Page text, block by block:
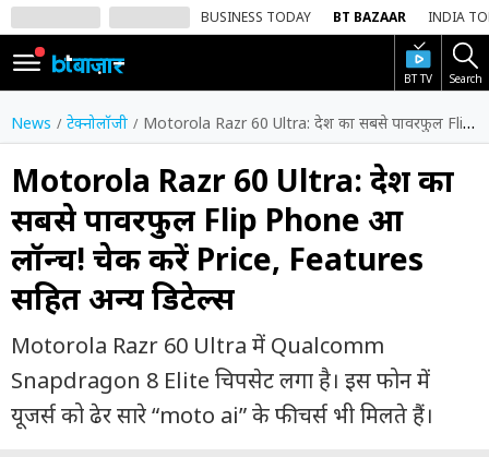
BUSINESS TODAY BT BAZAAR INDIA
BT TV Search
SIGN
IN
Dark
Mode
होम
शेयर
बाज़ार
वीडियो
ट्रेंडिंग
बिजनेस
News टेक्नोलॉजी Motorola Razr 60 Ultra: देश का सबसे पावरफुल Flip Phone हुआ लॉन्च! चेक करें Price, Features सहित अन्य डिटेल्स
Motorola Razr 60 Ultra: देश का
सबसे पावरफुल Flip Phone हुआ
लॉन्च! चेक करें Price, Features
सहित अन्य डिटेल्स
Motorola Razr 60 Ultra में Qualcomm
Snapdragon 8 Elite चिपसेट लगा है। इस फोन में
यूजर्स को ढेर सारे “moto ai” के फीचर्स भी मिलते हैं।